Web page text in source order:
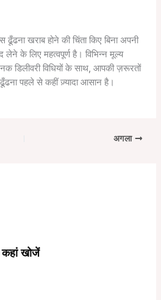
खराब होने की चिंता किए बिना अपनी
लेने के लिए महत्वपूर्ण है। विभिन्न मूल्य
डिलीवरी विधियों के साथ, आपकी ज़रूरतों
पहले से कहीं ज़्यादा आसान है।
अगला
खोजें